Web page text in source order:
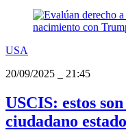
USA
20/09/2025
21:45
USCIS: estos
ciudadano